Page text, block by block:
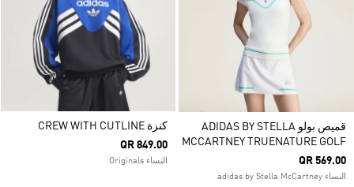
قميص بولو ADIDAS BY STELLA
MCCARTNEY TRUENATURE GOLF
QR 569.00
النساء adidas by Stella McCartney
كنزة CREW WITH CUTLINE
QR 849.00
النساء Originals